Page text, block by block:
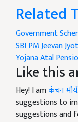
Related
Government
SBIPM Jeevan
YojanaAtal
Like this
Hey! I amकंचन मौर्य
suggestions to
suggestions and